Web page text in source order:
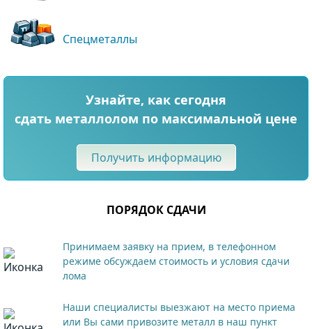
Спецметаллы
Узнайте, как сегодня
сдать металлолом по максимальной цене
Получить информацию
ПОРЯДОК СДАЧИ
Принимаем заявку на прием, в телефонном
режиме обсуждаем стоимость и условия сдачи
лома
Наши специалисты выезжают на место приема
или Вы сами привозите металл в наш пункт